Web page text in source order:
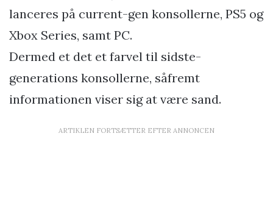
lanceres på current-gen konsollerne, PS5 og
Xbox Series, samt PC.
Dermed et det et farvel til sidste-
generations konsollerne, såfremt
informationen viser sig at være sand.
ARTIKLEN FORTSÆTTER EFTER ANNONCEN